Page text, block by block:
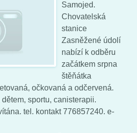
Samojed.
Chovatelská
stanice
Zasněžené údolí
nabízí k odběru
začátkem srpna
štěňátka
očkovaná a odčervená.
sportu, canisterapii.
tel. kontakt 776857240. e-